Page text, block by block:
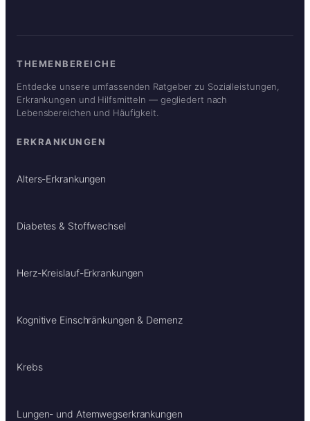
THEMENBEREICHE
Entdecke unsere umfassenden Ratgeber zu Sozialleistungen,
Erkrankungen und Hilfsmitteln — gegliedert nach
Lebensbereichen und Häufigkeit.
ERKRANKUNGEN
Alters-Erkrankungen
Diabetes & Stoffwechsel
Herz-Kreislauf-Erkrankungen
Kognitive Einschränkungen & Demenz
Krebs
Lungen- und Atemwegserkrankungen